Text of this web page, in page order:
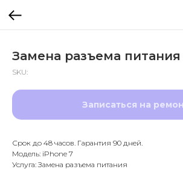
Замена разъема питания
SKU:
Записаться на
Срок до 48 часов. Гарантия 90 дней.
Модель: iPhone 7
Услуга: Замена разъема питания